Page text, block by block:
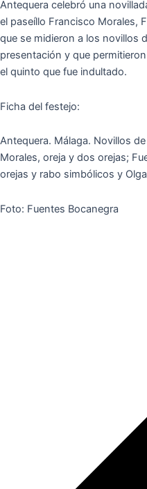
Antequera celebró una
el paseíllo Francisco Morales,
que se midieron a los novillos
presentación y que
el quinto que fue indultado.
Ficha del festejo:
Antequera. Málaga. Novillos
Morales, oreja y dos orejas;
orejas y rabo simbólicos y
Foto: Fuentes Bocanegra